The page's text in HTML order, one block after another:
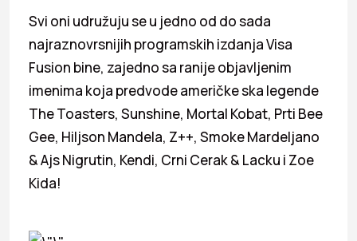
Svi oni udružuju se u jedno od do sada
najraznovrsnijih programskih izdanja Visa
Fusion bine, zajedno sa ranije objavljenim
imenima koja predvode američke ska legende
The Toasters, Sunshine, Mortal Kobat, Prti Bee
Gee, Hiljson Mandela, Z++, Smoke Mardeljano
& Ajs Nigrutin, Kendi, Crni Cerak & Lacku i Zoe
Kida!